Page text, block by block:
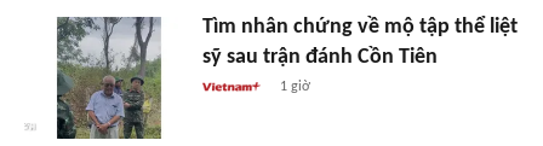
Tìm nhân chứng về mộ tập thể liệt
sỹ sau trận đánh Cồn Tiên
1 giờ